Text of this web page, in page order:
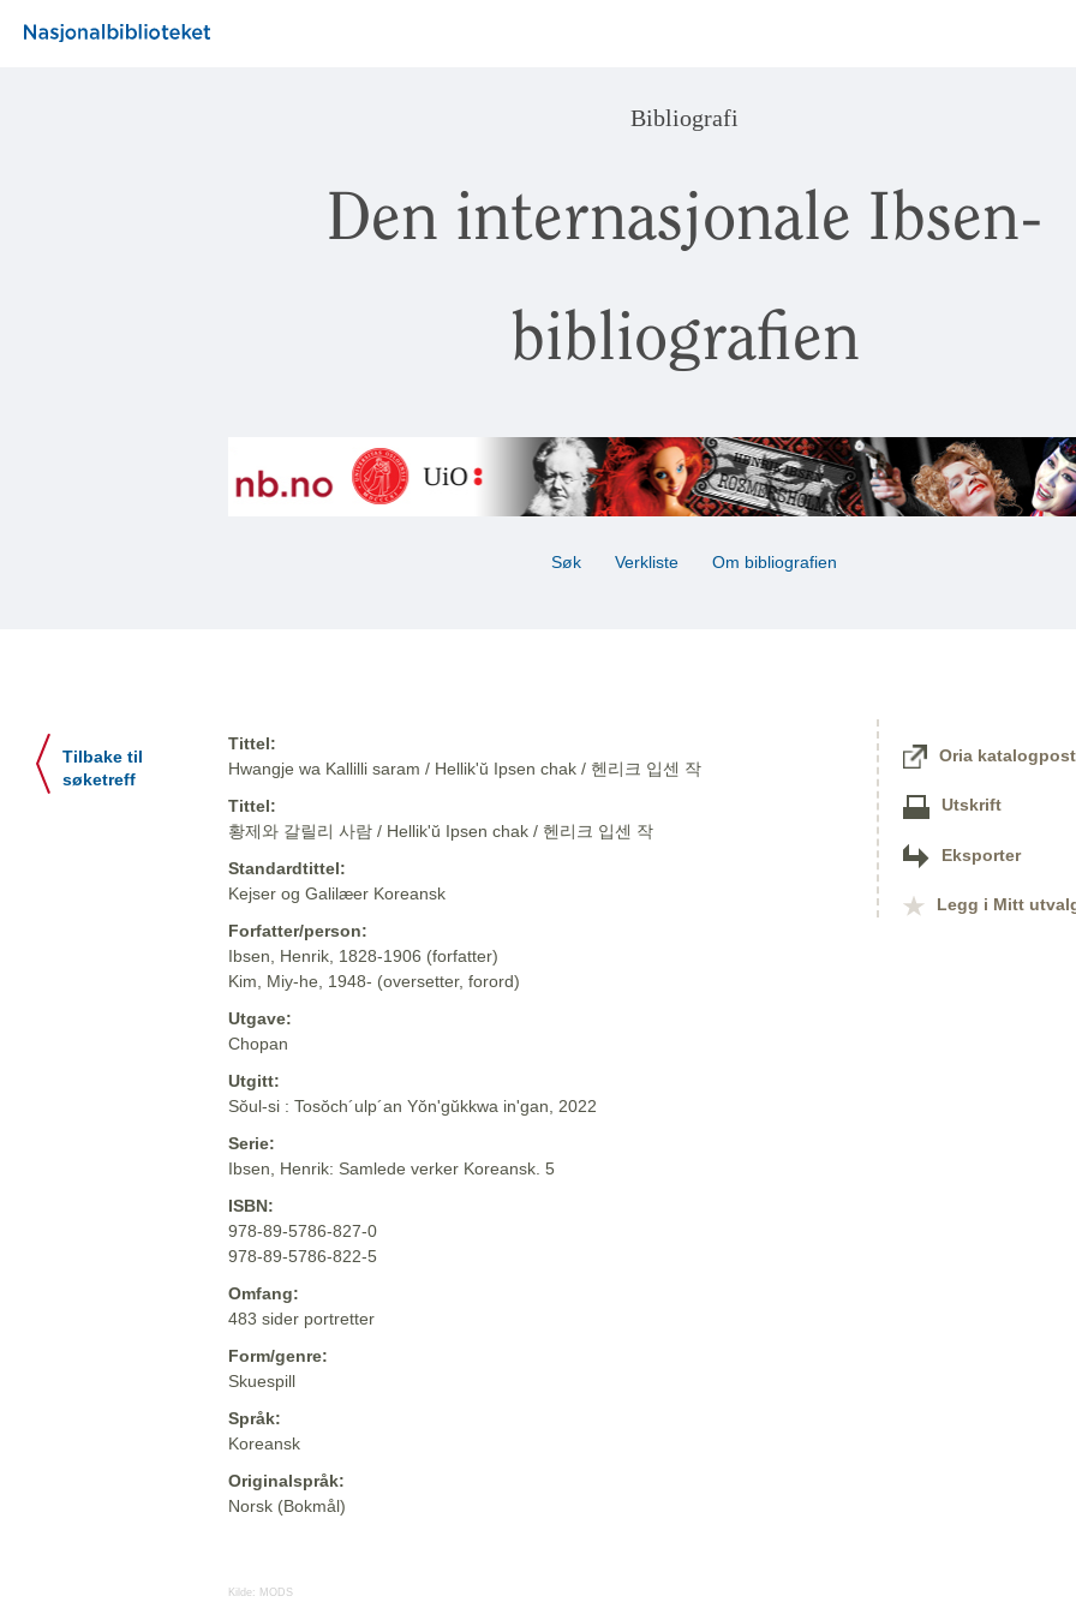
Bibliografi
Den internasjonale Ibsen-
bibliografien
Søk Verkliste Om bibliografien
Tilbake til
søketreff
Tittel:
Hwangje wa Kallilli saram / Hellik'ŭ Ipsen chak / 헨리크 입센 작
Tittel:
황제와 갈릴리 사람 / Hellik'ŭ Ipsen chak / 헨리크 입센 작
Standardtittel:
Kejser og Galilæer Koreansk
Forfatter/person:
Ibsen, Henrik, 1828-1906 (forfatter)
Kim, Miy-he, 1948- (oversetter, forord)
Utgave:
Chopan
Utgitt:
Sŏul-si : Tosŏch´ulp´an Yŏn'gŭkkwa in'gan, 2022
Serie:
Ibsen, Henrik: Samlede verker Koreansk. 5
ISBN:
978-89-5786-827-0
978-89-5786-822-5
Omfang:
483 sider portretter
Form/genre:
Skuespill
Språk:
Koreansk
Originalspråk:
Norsk (Bokmål)
Kilde: MODS
Oria katalogpost
Utskrift
Eksporter
Legg i Mitt